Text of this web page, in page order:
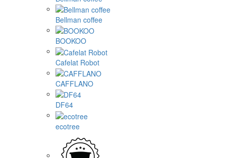
Bellman coffee
BOOKOO
Cafelat Robot
CAFFLANO
DF64
ecotree